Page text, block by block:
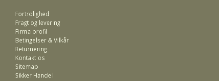
Fortrolighed
Fragt og levering
Firma profil
Betingelser & Vilkår
Returnering
Kontakt os
Sitemap
Sikker Handel